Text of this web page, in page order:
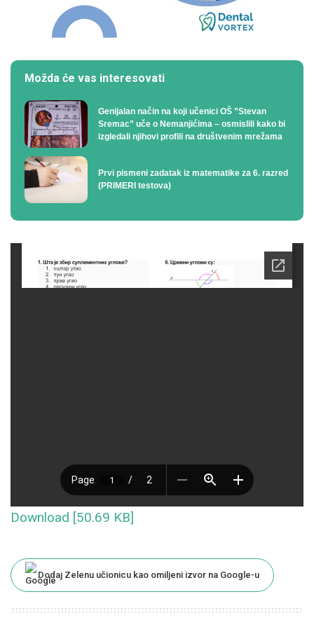
Možda će vas interesovati
Genijalan način na koji učenici OŠ ”Stevan
Sremac” uče o Nemanjićima – osmislili kako bi
izgledali njihovi profili na društvenim mrežama
Prvi pismeni zadatak iz matematike za 6. razred
(PRIMERI testova)
Download [50.69 KB]
Dodaj Zelenu učionicu kao omiljeni izvor na Google-u